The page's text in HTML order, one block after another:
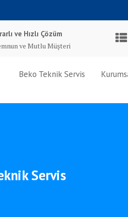
ve Hızlı Çözüm
ve Mutlu Müşteri
Beko Teknik Servis
Servis